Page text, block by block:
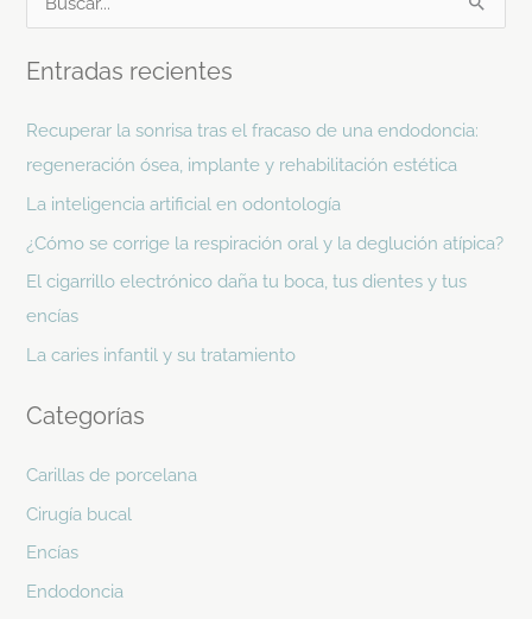
s
p
o
r
:
Entradas recientes
Recuperar la sonrisa tras el fracaso de una endodoncia:
regeneración ósea, implante y rehabilitación estética
La inteligencia artificial en odontología
¿Cómo se corrige la respiración oral y la deglución atípica?
El cigarrillo electrónico daña tu boca, tus dientes y tus
encías
La caries infantil y su tratamiento
Categorías
Carillas de porcelana
Cirugía bucal
Encías
Endodoncia